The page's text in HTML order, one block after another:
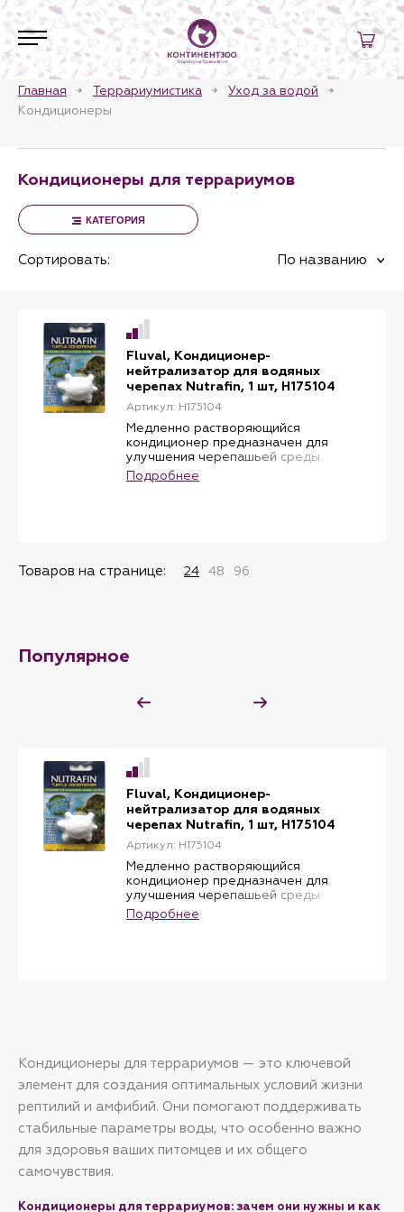
Главная Террариумистика
Уход за водой
Кондиционеры
Кондиционеры для террариумов
КАТЕГОРИЯ
Сортировать: По названию
Fluval, Кондиционер-
нейтрализатор для водяных
черепах Nutrafin, 1 шт, H175104
Артикул: H175104
Медленно растворяющийся
кондиционер предназначен для
улучшения черепашьей среды.
Твердый кондиционер выполнен в
виде панциря черепахи, выравнивает
Подробнее
Товаров на странице: 24 48 96
Популярное
Fluval, Кондиционер-
нейтрализатор для водяных
черепах Nutrafin, 1 шт, H175104
Артикул: H175104
Медленно растворяющийся
кондиционер предназначен для
улучшения черепашьей среды.
Твердый кондиционер выполнен в
виде панциря черепахи, выравнивает
Подробнее
Кондиционеры для террариумов — это ключевой
элемент для создания оптимальных условий жизни
рептилий и амфибий. Они помогают поддерживать
стабильные параметры воды, что особенно важно
для здоровья ваших питомцев и их общего
самочувствия.
Кондиционеры для террариумов: зачем они нужны и как